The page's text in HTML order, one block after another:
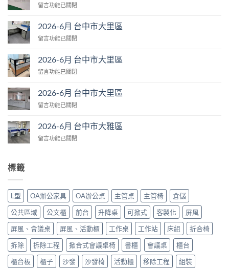
在
月
台
市
肚
中
留言功能已關閉
2026-6月 台中市大里區
在
月
台
市
里
中
留言功能已關閉
2026-6月 台中市大里區
在
月
台
市
里
留言功能已關閉
2026-6月 台中市大里區
在
月
台
中
留言功能已關閉
2026-6月 台中市大雅區
在
市
大
雅
區〉
中
留言功能已關閉
標籤
L型 OA辦公家具 OA辦公桌 主管桌 主管椅
倉儲
公共區域
公文櫃 前台 升降桌 可掀式 客製化
屏風
屏風、會議桌
屏風、活動櫃 工作桌 工作站 床組
折合椅
拆除
拆除工程 掀合式會議桌椅 書櫃 會議桌
櫃台
櫃台板
櫃子 沙發 沙發椅 活動櫃 移除工程 組裝